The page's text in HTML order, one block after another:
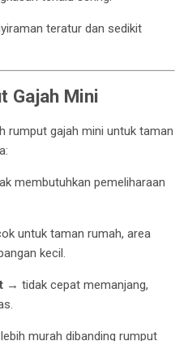
teratur dan sedikit
Gajah Mini
rumput gajah mini untuk taman
membutuhkan pemeliharaan
untuk taman rumah, area
kecil.
→ tidak cepat memanjang,
murah dibanding rumput